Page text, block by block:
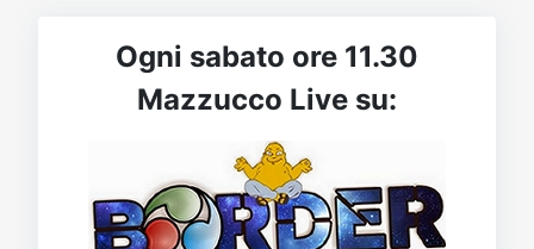
Ogni sabato ore 11.30
Mazzucco Live su: